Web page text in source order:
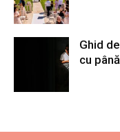
Ghid
cu